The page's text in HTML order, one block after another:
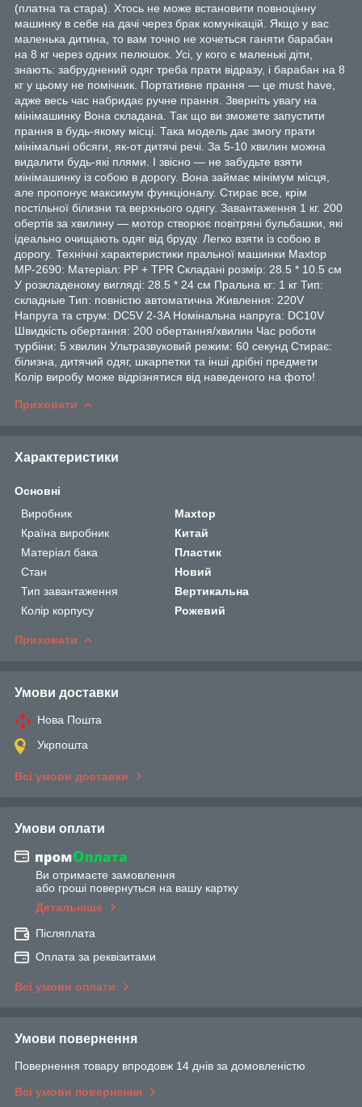
(платна та стара). Хтось не може встановити повноцінну
машинку в себе на дачі через брак комунікацій. Якщо у вас
маленька дитина, то вам точно не хочеться ганяти барабан
на 8 кг через одних пелюшок. Усі, у кого є маленькі діти,
знають: забруднений одяг треба прати відразу, і барабан на 8
кг у цьому не помічник. Портативне прання — це must have,
адже весь час набридає ручне прання. Зверніть увагу на
мінімашинку Вона складана. Так що ви зможете запустити
прання в будь-якому місці. Така модель дає змогу прати
мінімальні обсяги, як-от дитячі речі. За 5-10 хвилин можна
видалити будь-які плями. І звісно — не забудьте взяти
мінімашинку із собою в дорогу. Вона займає мінімум місця,
але пропонує максимум функціоналу. Стирає все, крім
постільної білизни та верхнього одягу. Завантаження 1 кг. 200
обертів за хвилину — мотор створює повітряні бульбашки, які
ідеально очищають одяг від бруду. Легко взяти із собою в
дорогу. Технічні характеристики пральної машинки Maxtop
MP-2690: Матеріал: PP + TPR Складані розмір: 28.5 * 10.5 см
У розкладеному вигляді: 28.5 * 24 см Пральна кг: 1 кг Тип:
складные Тип: повністю автоматична Живлення: 220V
Напруга та струм: DC5V 2-3A Номінальна напруга: DC10V
Швидкість обертання: 200 обертання/хвилин Час роботи
турбіни: 5 хвилин Ультразвуковий режим: 60 секунд Стирає:
білизна, дитячий одяг, шкарпетки та інші дрібні предмети
Колір виробу може відрізнятися від наведеного на фото!
Приховати
Характеристики
Основні
Виробник
Maxtop
Країна виробник
Китай
Матеріал бака
Пластик
Стан
Новий
Тип завантаження
Вертикальна
Колір корпусу
Рожевий
Приховати
Умови доставки
Нова Пошта
Укрпошта
Всі умови доставки
Умови оплати
Ви отримаєте замовлення
або гроші повернуться на вашу картку
Детальніше
Післяплата
Оплата за реквізитами
Всі умови оплати
Умови повернення
Повернення товару впродовж 14 днів за домовленістю
Всі умови повернення